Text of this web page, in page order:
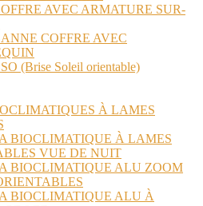
AVEC ARMATURE SUR-
COFFRE AVEC
(Brise Soleil orientable)
À LAMES
BIOCLIMATIQUE À LAMES
VUE DE NUIT
BIOCLIMATIQUE ALU ZOOM
BIOCLIMATIQUE ALU À